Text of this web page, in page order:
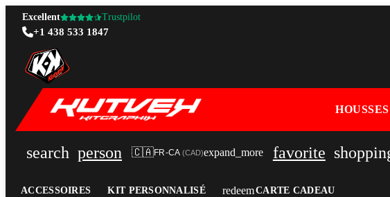
Excellent Trustpilot
+1 438 533 1847
search person 🇨🇦FR-CA (CAD)expand_more favorite
ACCESSOIRES KIT PERSONNALISÉ redeemCARTE CADEAU